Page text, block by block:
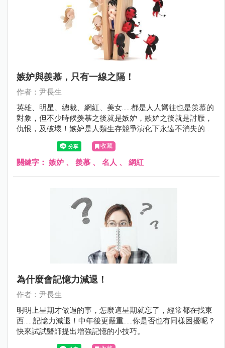
嫉妒與羨慕，只有一線之隔！
作者：尹長生
英雄、明星、總裁、網紅、美女.…..都是人人嚮往也是羡慕的
對象，但不少時候羡慕之後就是嫉妒，嫉妒之後就是討厭，
仇恨，及破壞！嫉妒是人類生存競爭演化下永遠不消失的結
收藏
關鍵字： 嫉妒 、 羨慕 、 名人 、 網紅
為什麼會記憶力減退！
作者：尹長生
明明上星期才做過的事，怎麼這星期就忘了，經常都在找東
西......記憶力減退！中年後更嚴重......你是否也有同樣困擾呢？
快來試試醫師提出增強記憶的小技巧。